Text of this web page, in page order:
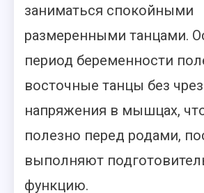
заниматься спокойными
размеренными танцами.
период беременности
восточные танцы без
напряжения в мышцах,
полезно перед родами,
выполняют
функцию.